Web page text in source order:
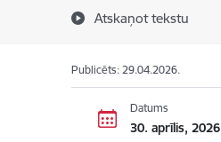
Atskaņot tekstu
Publicēts: 29.04.2026.
Datums
30. aprīlis, 2026